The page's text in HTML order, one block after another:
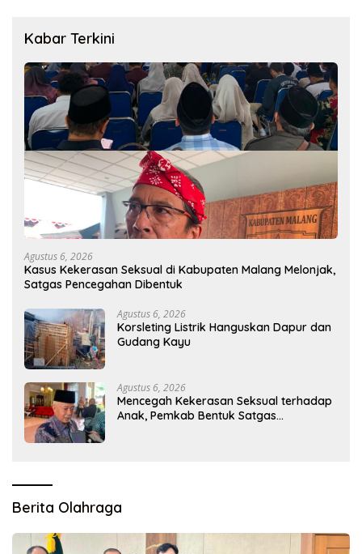
Kabar Terkini
Agustus 6, 2026
Kasus Kekerasan Seksual di Kabupaten Malang Melonjak,
Satgas Pencegahan Dibentuk
Agustus 6, 2026
Korsleting Listrik Hanguskan Dapur dan
Gudang Kayu
Agustus 6, 2026
Mencegah Kekerasan Seksual terhadap
Anak, Pemkab Bentuk Satgas
Berita Olahraga